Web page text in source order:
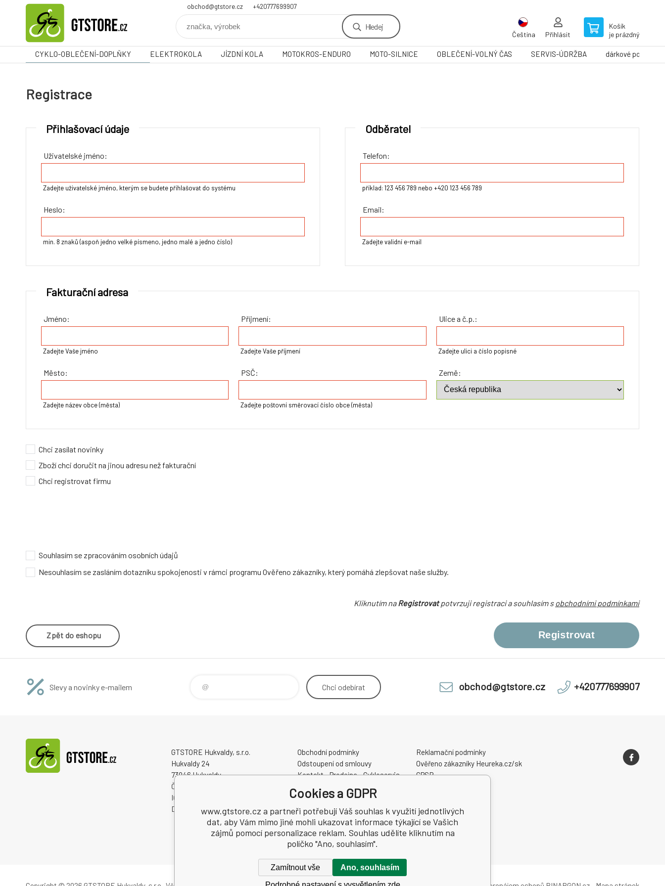
obchod@gtstore.cz +420777699907
Hledej
Čeština Přihlásit
Košík
je prázdný
CYKLO-OBLEČENÍ-DOPLŇKY ELEKTROKOLA JÍZDNÍ KOLA MOTOKROS-ENDURO MOTO-SILNICE OBLEČENÍ-VOLNÝ ČAS SERVIS-ÚDRŽBA dárkové poukazy
Registrace
Přihlašovací údaje
Uživatelské jméno:
Zadejte uživatelské jméno, kterým se budete přihlašovat do systému
Heslo:
min. 8 znaků (aspoň jedno velké písmeno, jedno malé a jedno číslo)
Odběratel
Telefon:
příklad: 123 456 789 nebo +420 123 456 789
Email:
Zadejte validní e-mail
Fakturační adresa
Jméno:
Zadejte Vaše jméno
Příjmení:
Zadejte Vaše příjmení
Ulice a č.p.:
Zadejte ulici a číslo popisné
Město:
Zadejte název obce (města)
PSČ:
Zadejte poštovní směrovací číslo obce (města)
Země:
Chci zasílat novinky
Zboží chci doručit na jinou adresu než fakturační
Chci registrovat firmu
Souhlasím se zpracováním osobních údajů
Nesouhlasím se zasláním dotazníku spokojenosti v rámci programu Ověřeno zákazníky, který pomáhá zlepšovat naše služby.
Kliknutím na Registrovatpotvrzuji registraci a souhlasím sobchodními podmínkami
Zpět do eshopu Registrovat
Slevy a novinky e-mailem Chci odebírat obchod@gtstore.cz +420777699907
GTSTORE Hukvaldy, s.r.o.
Hukvaldy 24
73946 Hukvaldy
Česká republika
IČO: 22259848
DIČ: CZ22259848
Obchodní podmínky
Odstoupení od smlouvy
Kontakt - Prodejna - Cykloservis
Slevové a dárkové poukazy
Elektrokola AKUMO.cz
Reklamační podmínky
Ověřeno zákazníky Heureka.cz/sk
GPSR
Cookies a GDPR
www.gtstore.cz a partneři potřebují Váš souhlas k využití jednotlivých
dat, aby Vám mimo jiné mohli ukazovat informace týkající se Vašich
zájmů pomocí personalizace reklam. Souhlas udělíte kliknutím na
políčko "Ano, souhlasím".
Zamítnout vše Ano, souhlasím